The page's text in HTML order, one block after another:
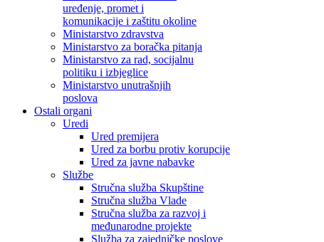
uređenje, promet i
komunikacije i zaštitu okoline
Ministarstvo zdravstva
Ministarstvo za boračka pitanja
Ministarstvo za rad, socijalnu
politiku i izbjeglice
Ministarstvo unutrašnjih
poslova
Ostali organi
Uredi
Ured premijera
Ured za borbu protiv korupcije
Ured za javne nabavke
Službe
Stručna služba Skupštine
Stručna služba Vlade
Stručna služba za razvoj i
međunarodne projekte
Služba za zajedničke poslove